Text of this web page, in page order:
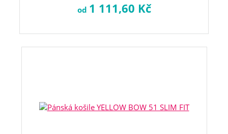
od 1 111,60 Kč